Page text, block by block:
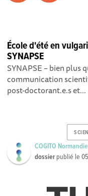
École d'été en
SYNAPSE
SYNAPSE – bien plus
communication
post-doctorant.e.s et...
COGITO Normandie
dossier publié le